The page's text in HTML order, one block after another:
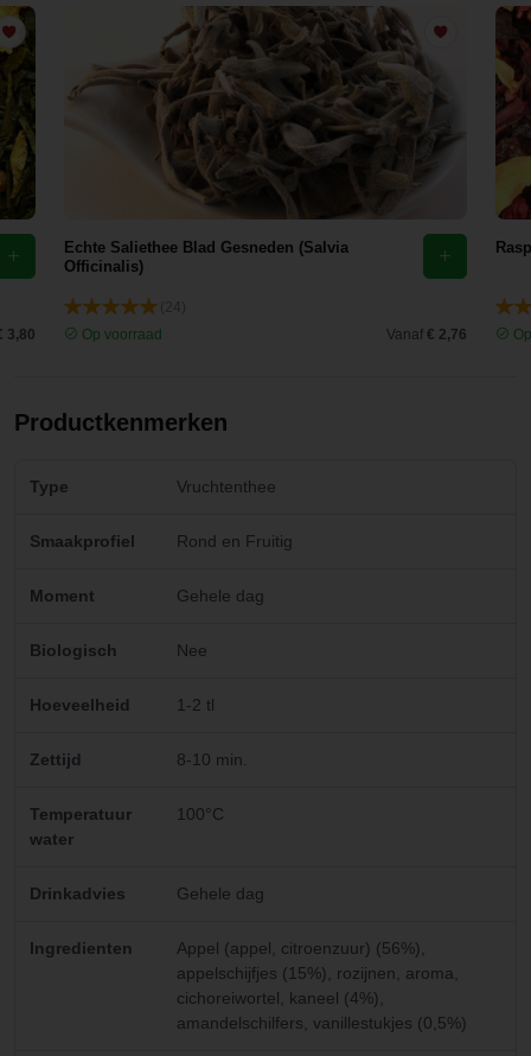
3,80
Echte Saliethee Blad Gesneden (Salvia
Officinalis)
Op voorraad
Vanaf € 2,76
Productkenmerken
Type Vruchtenthee
Smaakprofiel Rond en Fruitig
Moment Gehele dag
Biologisch Nee
Hoeveelheid 1-2 tl
Zettijd 8-10 min.
Temperatuur
water
100°C
Drinkadvies Gehele dag
Ingredienten
Appel (appel, citroenzuur) (56%),
appelschijfjes (15%), rozijnen, aroma,
cichoreiwortel, kaneel (4%),
amandelschilfers, vanillestukjes (0,5%)